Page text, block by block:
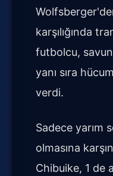
karşılığında
futbolcu,
yanı sıra
verdi.
Sadece yarım
olmasına
Chibuike, 1 de